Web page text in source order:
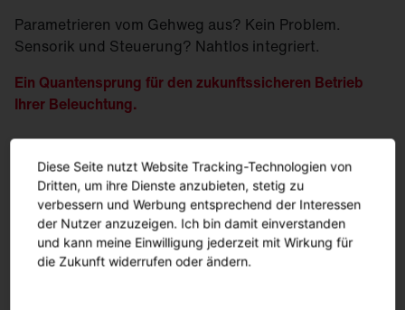
Parametrieren vom Gehweg aus? Kein Problem.
Sensorik und Steuerung? Nahtlos integriert.
Ein Quantensprung für den zukunftssicheren Betrieb
Ihrer Beleuchtung.
Mehr erfahren.
Diese Seite nutzt Website Tracking-Technologien von
Dritten, um ihre Dienste anzubieten, stetig zu
verbessern und Werbung entsprechend der Interessen
der Nutzer anzuzeigen. Ich bin damit einverstanden
und kann meine Einwilligung jederzeit mit Wirkung für
die Zukunft widerrufen oder ändern.